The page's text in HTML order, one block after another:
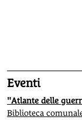
Eventi
"Atlante delle
Biblioteca